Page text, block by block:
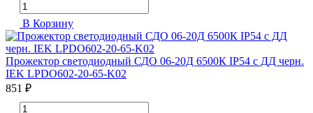
В Корзину
Прожектор светодиодный СДО 06-20Д 6500К IP54 с ДД черн.
IEK LPDO602-20-65-K02
851 ₽